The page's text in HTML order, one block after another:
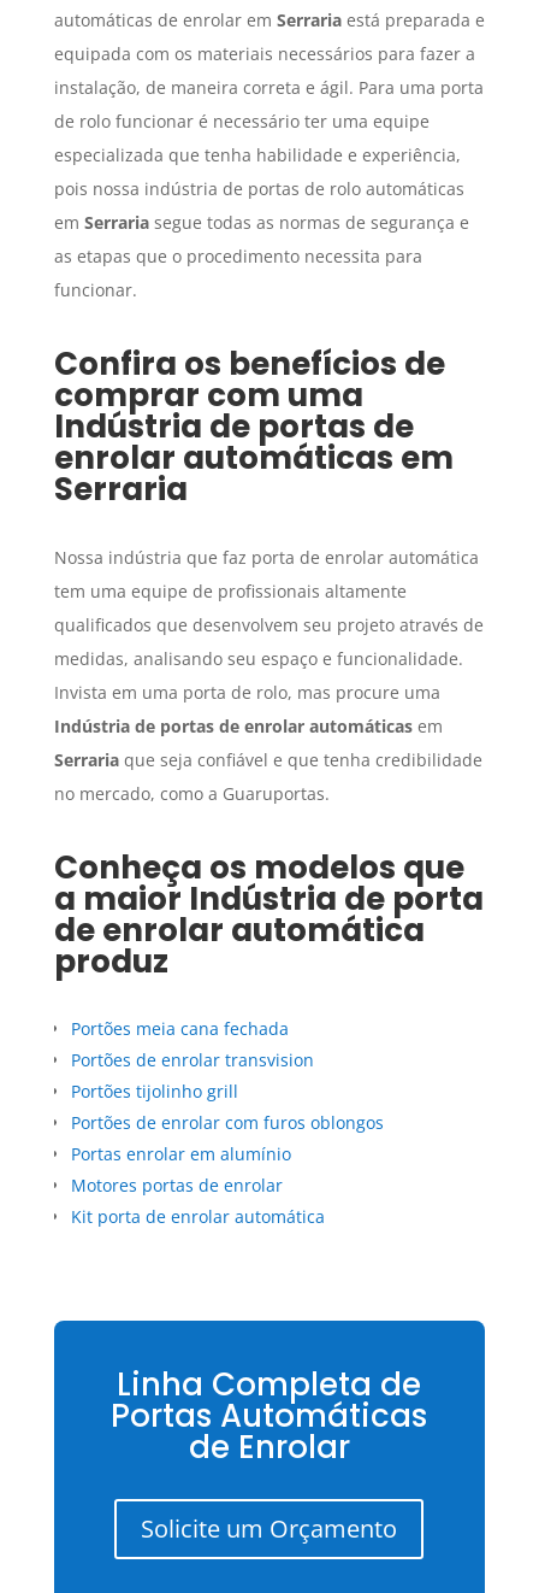
automáticas de enrolar em Serrariaestá preparada e
equipada com os materiais necessários para fazer a
instalação, de maneira correta e ágil. Para uma porta
de rolo funcionar é necessário ter uma equipe
especializada que tenha habilidade e experiência,
pois nossa indústria de portas de rolo automáticas
em Serrariasegue todas as normas de segurança e
as etapas que o procedimento necessita para
funcionar.
Confira os benefícios de
comprar com uma
Indústria de portas de
enrolar automáticas em
Serraria
Nossa indústria que faz porta de enrolar automática
tem uma equipe de profissionais altamente
qualificados que desenvolvem seu projeto através de
medidas, analisando seu espaço e funcionalidade.
Invista em uma porta de rolo, mas procure uma
Indústria de portas de enrolar automáticasem
Serrariaque seja confiável e que tenha credibilidade
no mercado, como a Guaruportas.
Conheça os modelos que
a maior Indústria de porta
de enrolar automática
produz
Portões meia cana fechada
Portões de enrolar transvision
Portões tijolinho grill
Portões de enrolar com furos oblongos
Portas enrolar em alumínio
Motores portas de enrolar
Kit porta de enrolar automática
Linha Completa de
Portas Automáticas
de Enrolar
Solicite um Orçamento